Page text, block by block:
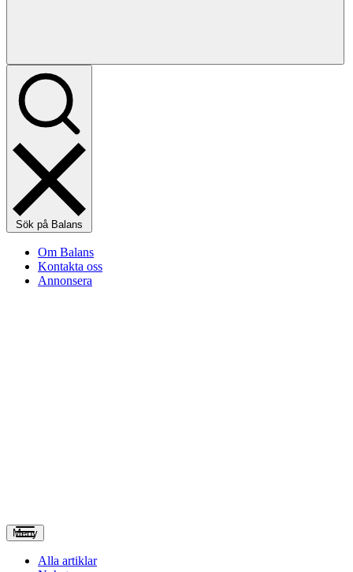
Sök på Balans
Om Balans
Kontakta oss
Annonsera
Meny
Alla artiklar